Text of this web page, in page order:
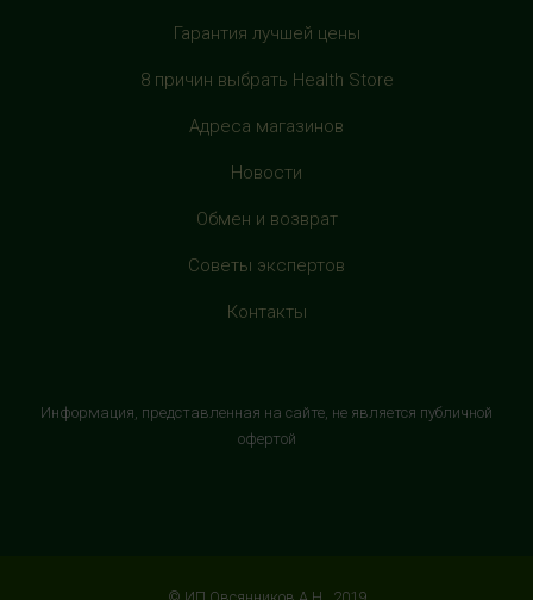
рядом с фуд-кортом
магазином "М.Видео"
г. Домодедово, Каширское шоссе, 3А, второй этаж, рядом
с кинотеатром "Матрица"
Гарантия лучшей цены
8 причин выбрать Health Store
Адреса магазинов
Новости
Обмен и возврат
Советы экспертов
Контакты
Информация, представленная на сайте, не является публичной
офертой